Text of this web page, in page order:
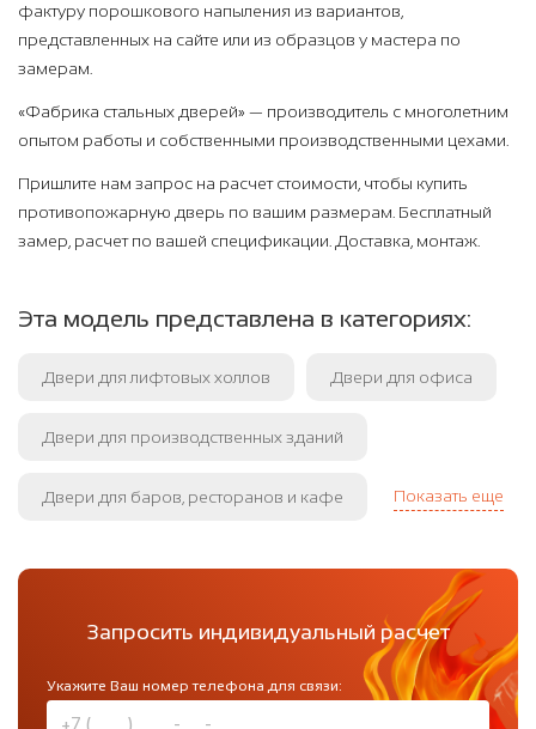
фактуру порошкового напыления из вариантов,
представленных на сайте или из образцов у мастера по
замерам.
«Фабрика стальных дверей» — производитель с многолетним
опытом работы и собственными производственными цехами.
Пришлите нам запрос на расчет стоимости, чтобы купить
противопожарную дверь по вашим размерам. Бесплатный
замер, расчет по вашей спецификации. Доставка, монтаж.
Эта модель представлена в категориях:
Двери для лифтовых холлов Двери для офиса
Двери для производственных зданий
Двери для баров, ресторанов и кафе Показать еще
Запросить индивидуальный расчет
Укажите Ваш номер телефона для связи: